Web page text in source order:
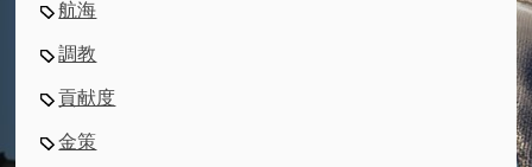
航海
調教
貢献度
金策